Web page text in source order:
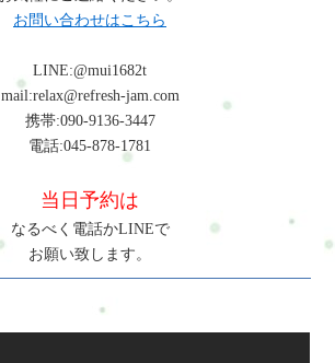
お問い合わせはこちら
LINE:@mui1682t
mail:relax@refresh-jam.com
携帯:090-9136-3447
電話:045-878-1781
当日予約は
なるべく電話かLINEで
お願い致します。